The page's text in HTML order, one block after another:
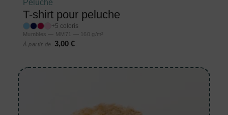
Peluche
T-shirt pour peluche
+5 coloris
Mumbles — MM71 — 160 g/m²
À partir de
3,00 €